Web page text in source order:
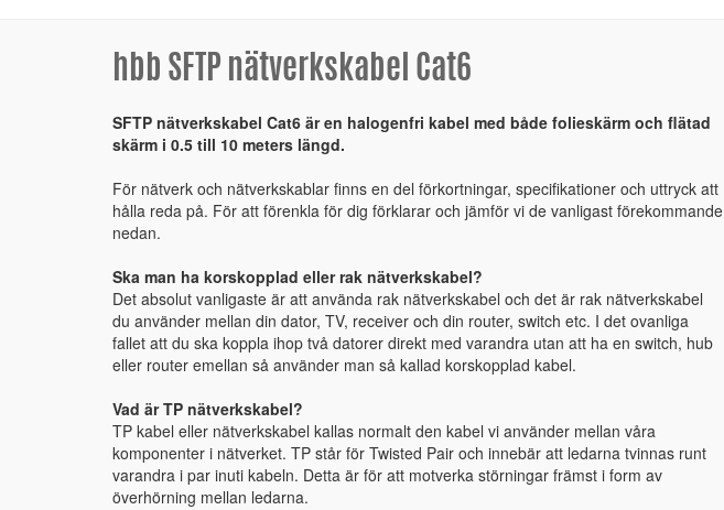
hbb SFTP nätverkskabel Cat6
SFTP nätverkskabel Cat6 är en halogenfri kabel med både folieskärm och flätad
skärm i 0.5 till 10 meters längd.
För nätverk och nätverkskablar finns en del förkortningar, specifikationer och uttryck att
hålla reda på. För att förenkla för dig förklarar och jämför vi de vanligast förekommande
nedan.
Ska man ha korskopplad eller rak nätverkskabel?
Det absolut vanligaste är att använda rak nätverkskabel och det är rak nätverkskabel
du använder mellan din dator, TV, receiver och din router, switch etc. I det ovanliga
fallet att du ska koppla ihop två datorer direkt med varandra utan att ha en switch, hub
eller router emellan så använder man så kallad korskopplad kabel.
Vad är TP nätverkskabel?
TP kabel eller nätverkskabel kallas normalt den kabel vi använder mellan våra
komponenter i nätverket. TP står för Twisted Pair och innebär att ledarna tvinnas runt
varandra i par inuti kabeln. Detta är för att motverka störningar främst i form av
överhörning mellan ledarna.